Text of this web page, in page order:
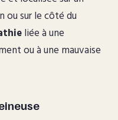
ou sur le côté du
liée à une
ou à une mauvaise